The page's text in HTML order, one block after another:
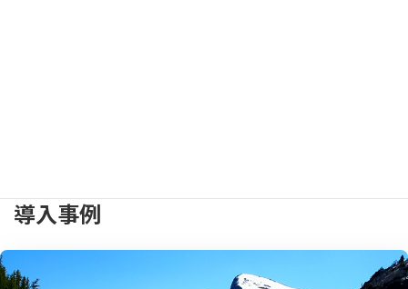
導入事例